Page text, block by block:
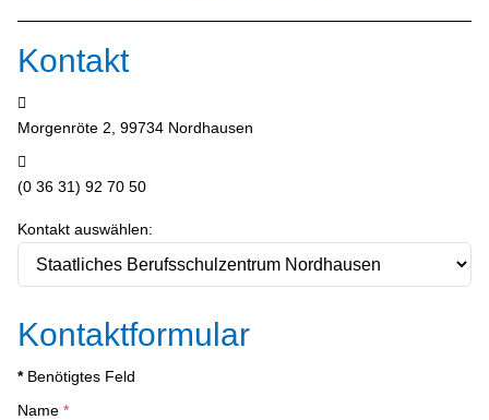
Kontakt
Morgenröte 2, 99734 Nordhausen
(0 36 31) 92 70 50
Kontakt auswählen:
Kontaktformular
*Benötigtes Feld
Name *